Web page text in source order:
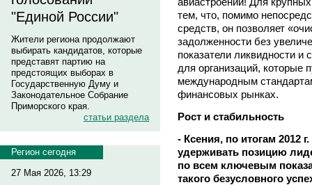
"Единой России"
Жители региона продолжают
выбирать кандидатов, которые
представят партию на
предстоящих выборах в
Государственную Думу и
Законодательное Собрание
Приморского края.
статьи раздела
Регион сегодня
27 Мая 2026, 13:29
тем, что, помимо
средств, он позволяет
задолженности без
показатели ликвидности и
для организаций, которые
международным
финансовых рынках.
Рост и стабильность
- Ксения, по итогам 2012
удерживать позицию
по всем ключевым
такого безусловного